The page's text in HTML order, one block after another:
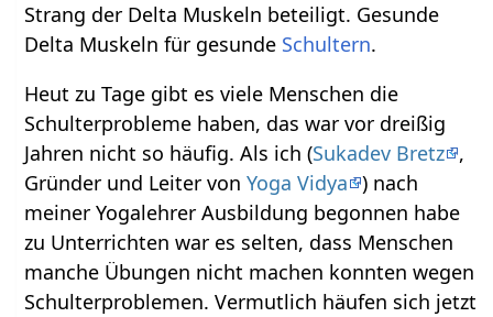
Strang der Delta Muskeln beteiligt. Gesunde
Delta Muskeln für gesunde Schultern.
Heut zu Tage gibt es viele Menschen die
Schulterprobleme haben, das war vor dreißig
Jahren nicht so häufig. Als ich (Sukadev Bretz ,
Gründer und Leiter vonYoga Vidya ) nach
meiner Yogalehrer Ausbildung begonnen habe
zu Unterrichten war es selten, dass Menschen
manche Übungen nicht machen konnten wegen
Schulterproblemen. Vermutlich häufen sich jetzt